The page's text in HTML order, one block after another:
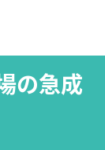
の急成